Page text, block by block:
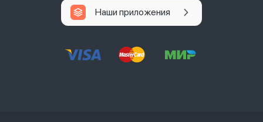
Наши приложения